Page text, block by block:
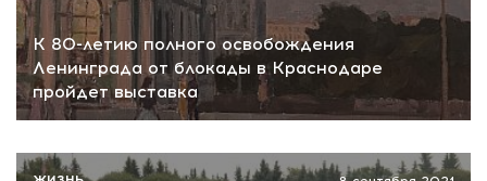
К 80-летию полного освобождения
Ленинграда от блокады в Краснодаре
пройдет выставка